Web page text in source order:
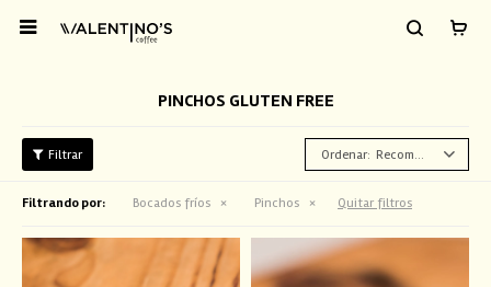

PINCHOS GLUTEN FREE
Recomendados
Filtrando por: Bocados fríos Pinchos Quitar filtros